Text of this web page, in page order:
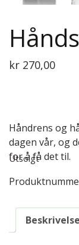
kr 270,00
Håndrens og
dagen vår, og
for å få det til.
Utsolgt
Beskrivelse